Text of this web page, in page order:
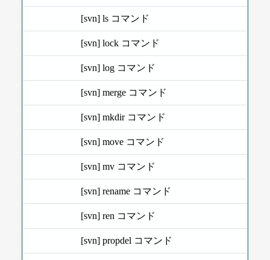
[svn] ls コマンド
[svn] lock コマンド
[svn] log コマンド
[svn] merge コマンド
[svn] mkdir コマンド
[svn] move コマンド
[svn] mv コマンド
[svn] rename コマンド
[svn] ren コマンド
[svn] propdel コマンド